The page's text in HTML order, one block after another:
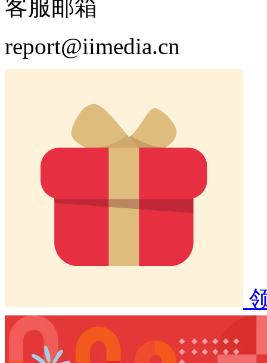
客服邮箱
report@iimedia.cn